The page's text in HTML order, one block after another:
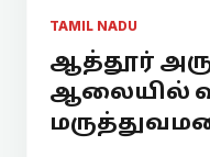
TAMIL NADU
ஆத்தூர்
ஆலையில்